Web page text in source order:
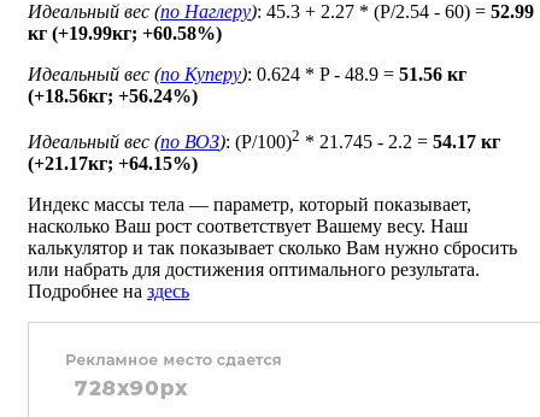
Идеальный вес (по Наглеру): 45.3 + 2.27 * (P/2.54 - 60) = 52.99
кг (+19.99кг; +60.58%)
Идеальный вес (по Куперу): 0.624 * P - 48.9 = 51.56 кг
(+18.56кг; +56.24%)
Идеальный вес (по ВОЗ): (P/100)2 * 21.745 - 2.2 = 54.17 кг
(+21.17кг; +64.15%)
Индекс массы тела — параметр, который показывает,
насколько Ваш рост соответствует Вашему весу. Наш
калькулятор и так показывает сколько Вам нужно сбросить
или набрать для достижения оптимального результата.
Подробнее на здесь